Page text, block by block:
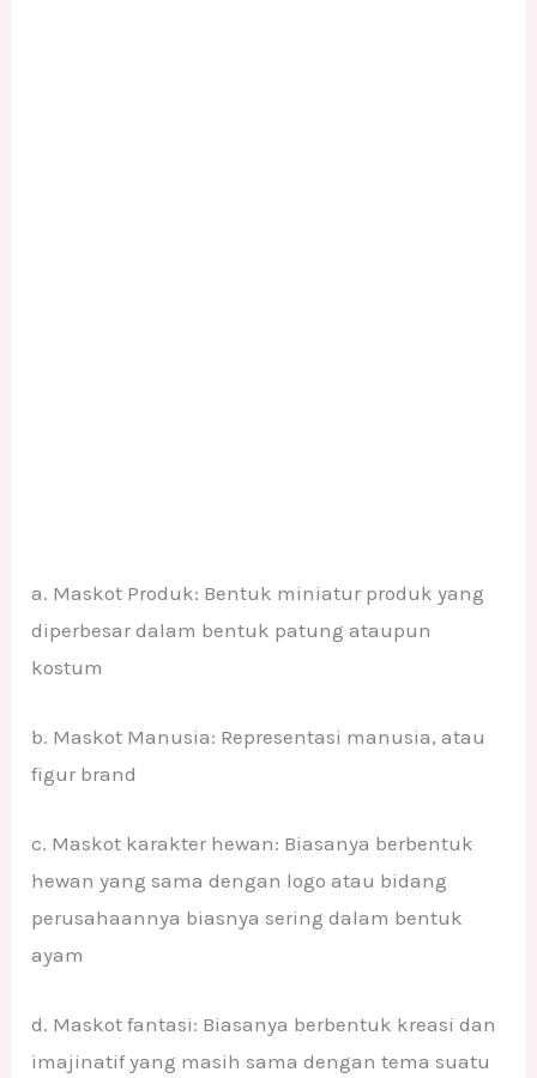
a. Maskot Produk: Bentuk miniatur produk yang
diperbesar dalam bentuk patung ataupun
kostum
b. Maskot Manusia: Representasi manusia, atau
figur brand
c. Maskot karakter hewan: Biasanya berbentuk
hewan yang sama dengan logo atau bidang
perusahaannya biasnya sering dalam bentuk
ayam
d. Maskot fantasi: Biasanya berbentuk kreasi dan
imajinatif yang masih sama dengan tema suatu